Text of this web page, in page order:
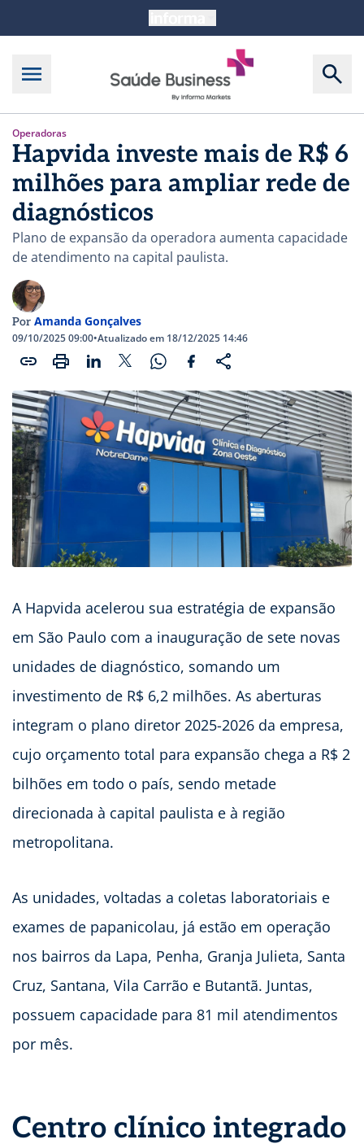
Operadoras
Hapvida investe mais de R$ 6
milhões para ampliar rede de
diagnósticos
Plano de expansão da operadora aumenta capacidade
de atendimento na capital paulista.
Por Amanda Gonçalves
09/10/2025 09:00•Atualizado em 18/12/2025 14:46
A Hapvida acelerou sua estratégia de expansão
em São Paulo com a inauguração de sete novas
unidades de diagnóstico, somando um
investimento de R$ 6,2 milhões. As aberturas
integram o plano diretor 2025-2026 da empresa,
cujo orçamento total para expansão chega a R$ 2
bilhões em todo o país, sendo metade
direcionada à capital paulista e à região
metropolitana.
As unidades, voltadas a coletas laboratoriais e
exames de papanicolau, já estão em operação
nos bairros da Lapa, Penha, Granja Julieta, Santa
Cruz, Santana, Vila Carrão e Butantã. Juntas,
possuem capacidade para 81 mil atendimentos
por mês.
Centro clínico integrado